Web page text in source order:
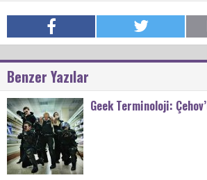
Benzer Yazılar
Geek Terminoloji: